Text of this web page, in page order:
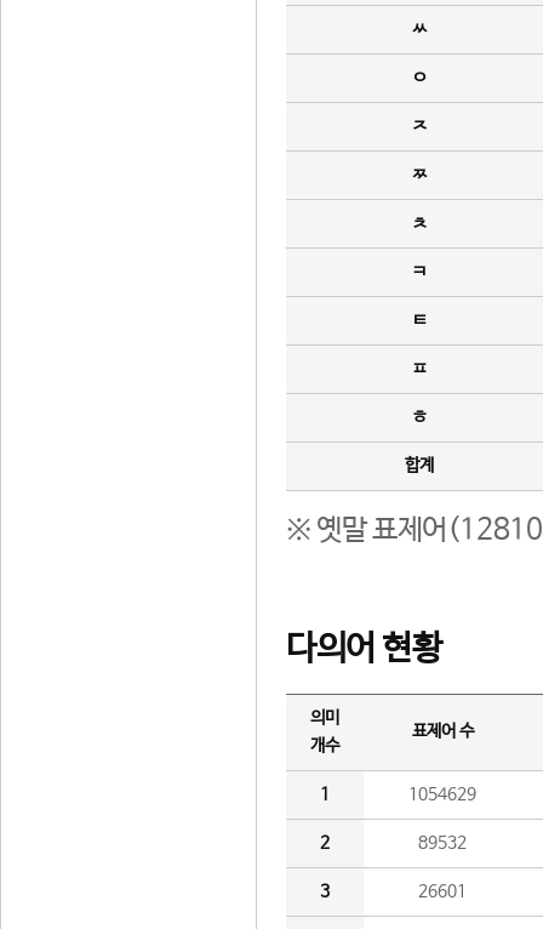
ㅆ
ㅇ
ㅈ
ㅉ
ㅊ
ㅋ
ㅌ
ㅍ
ㅎ
합계
※ 옛말 표제어(12810
다의어 현황
의미
개수
표제어 수
1 1054629
2 89532
3 26601